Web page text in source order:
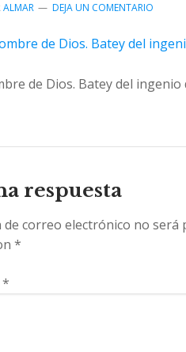
ALMAR DEJA UN COMENTARIO
de Dios. Batey del
respuesta
de correo electrónico no será
*
*